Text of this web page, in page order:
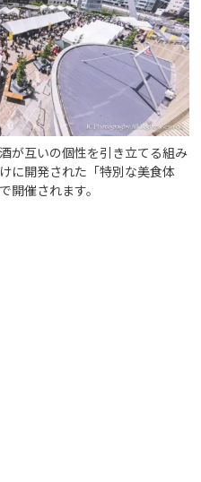
が互いの個性を引き立てる組み
に開発された「特別な美食体
開催されます。